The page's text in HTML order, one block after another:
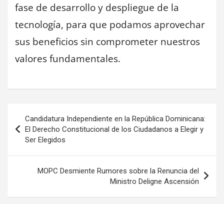
fase de desarrollo y despliegue de la
tecnología, para que podamos aprovechar
sus beneficios sin comprometer nuestros
valores fundamentales.
Navegación
de
entradas
Candidatura Independiente en la República Dominicana:
El Derecho Constitucional de los Ciudadanos a Elegir y
Ser Elegidos
MOPC Desmiente Rumores sobre la Renuncia del
Ministro Deligne Ascensión